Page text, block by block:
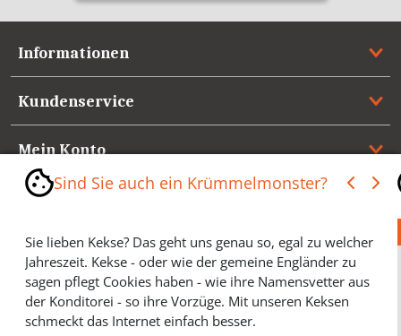
Informationen
Kundenservice
Mein Konto
Referenzen
Medienspiegel & Presseinformationen
*** Vertrag widerrufen ***
Sind Sie auch ein Krümmelmonster?
Sie lieben Kekse? Das geht uns genau so, egal zu welcher
Jahreszeit. Kekse - oder wie der gemeine Engländer zu
sagen pflegt Cookies haben - wie ihre Namensvetter aus
der Konditorei - so ihre Vorzüge. Mit unseren Keksen
schmeckt das Internet einfach besser.